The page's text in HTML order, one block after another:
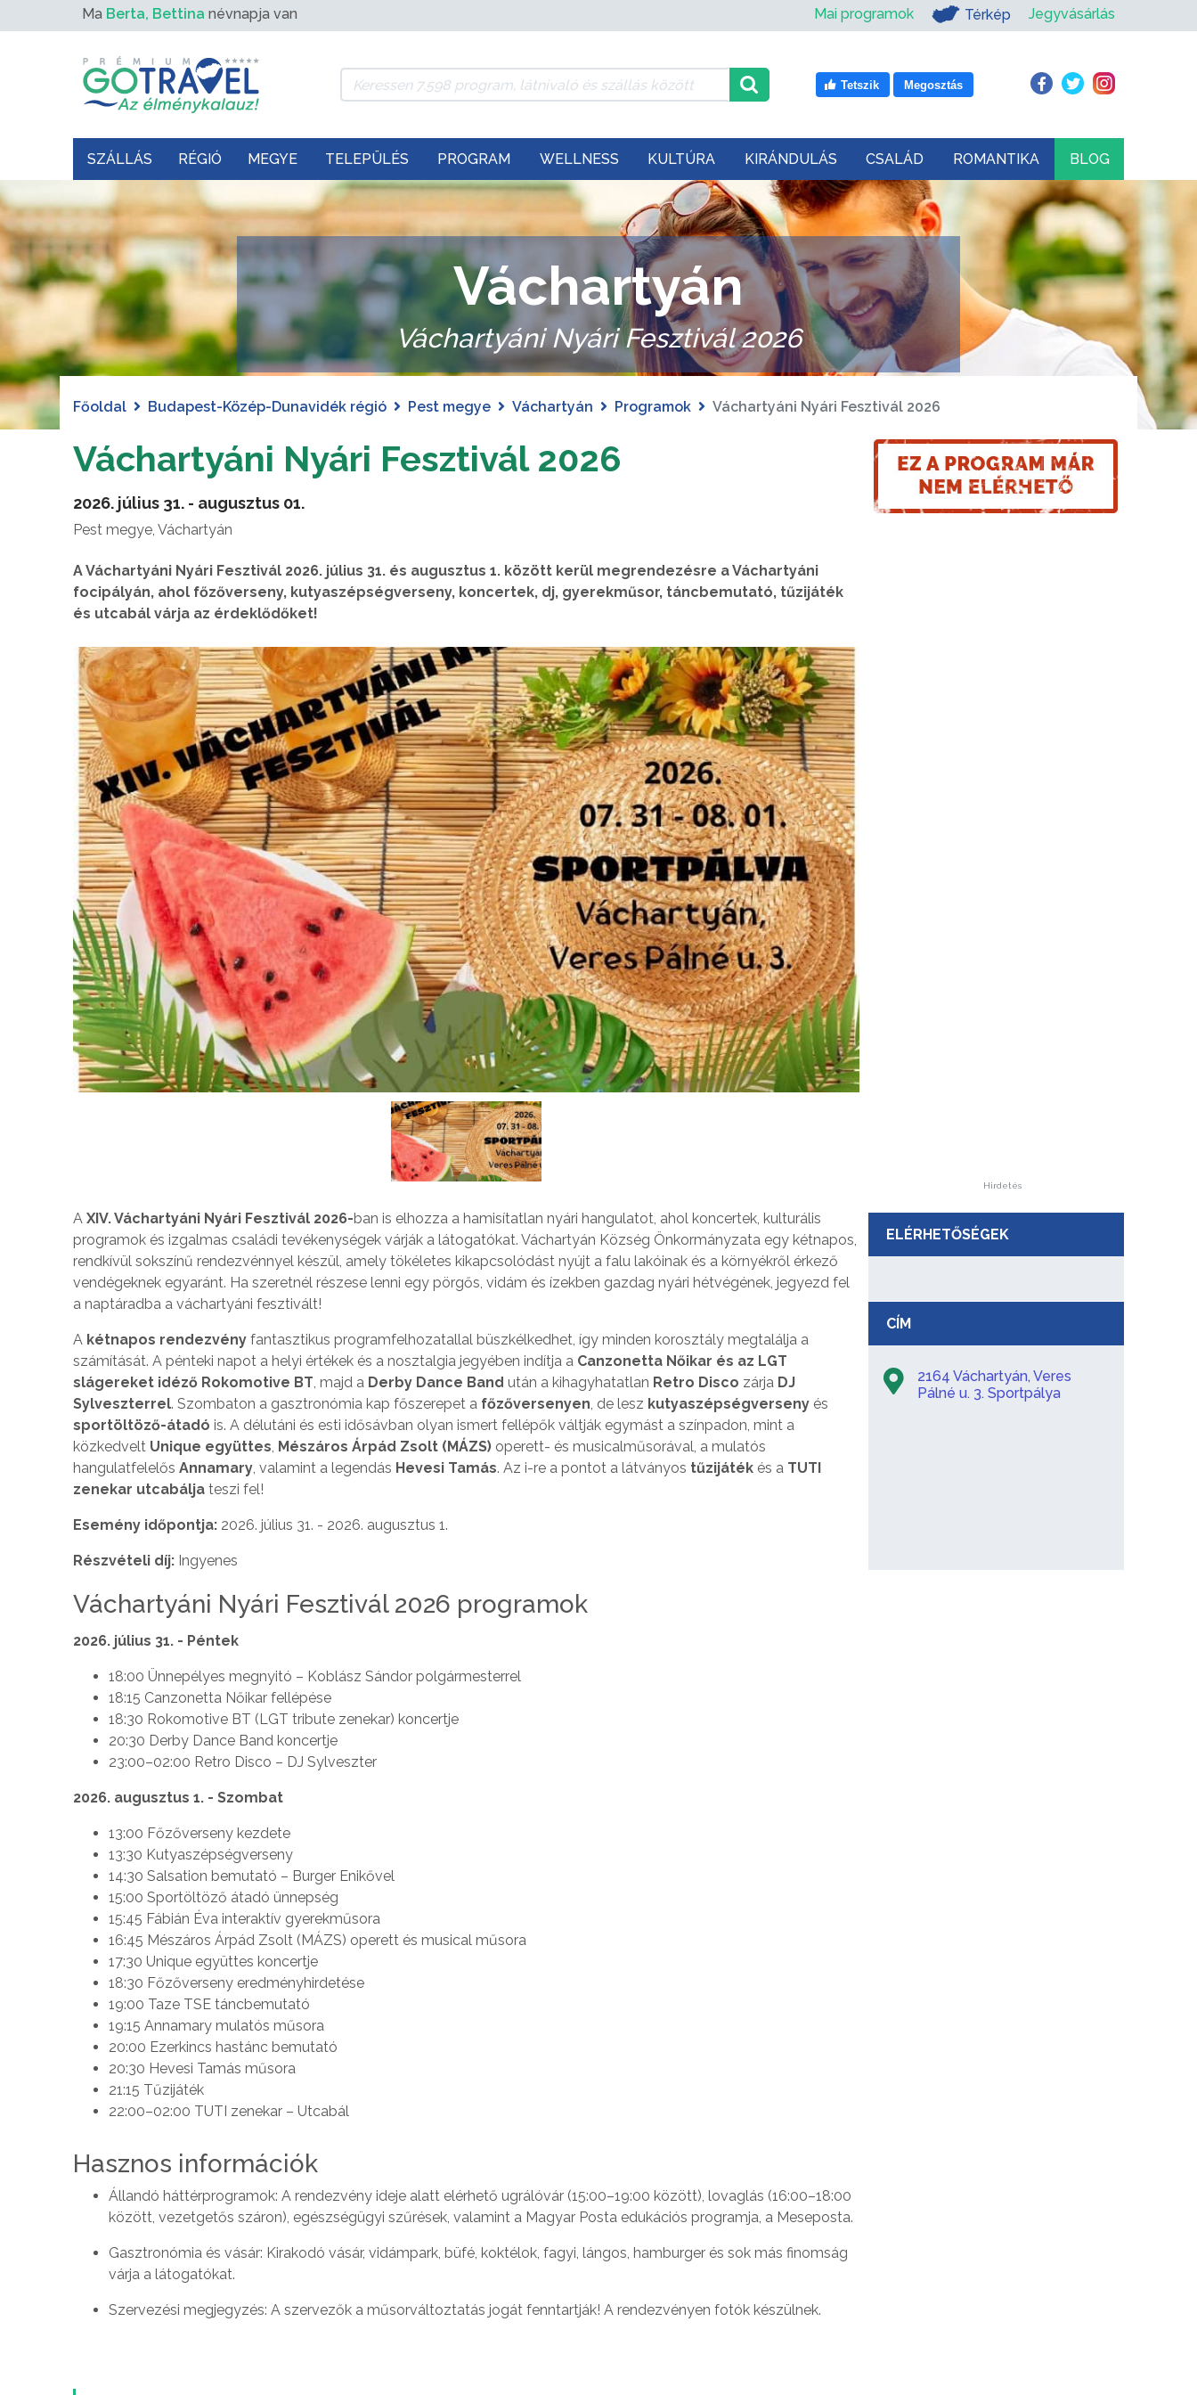
Ma Berta, Bettina névnapja van Mai programok Térkép Jegyvásárlás
Tetszik Megosztás
SZÁLLÁS RÉGIÓ MEGYE TELEPÜLÉS PROGRAM WELLNESS KULTÚRA KIRÁNDULÁS CSALÁD ROMANTIKA BLOG
Váchartyán
Váchartyáni Nyári Fesztivál 2026
Főoldal Budapest-Közép-Dunavidék régió Pest megye Váchartyán Programok Váchartyáni Nyári Fesztivál 2026
Váchartyáni Nyári Fesztivál 2026
2026. július 31. - augusztus 01.
Pest megye, Váchartyán
A Váchartyáni Nyári Fesztivál 2026. július 31. és augusztus 1. között kerül megrendezésre a Váchartyáni
focipályán, ahol főzőverseny, kutyaszépségverseny, koncertek, dj, gyerekműsor, táncbemutató, tűzijáték
és utcabál várja az érdeklődőket!
A XIV. Váchartyáni Nyári Fesztivál 2026-ban is elhozza a hamisítatlan nyári hangulatot, ahol koncertek, kulturális
programok és izgalmas családi tevékenységek várják a látogatókat. Váchartyán Község Önkormányzata egy kétnapos,
rendkívül sokszínű rendezvénnyel készül, amely tökéletes kikapcsolódást nyújt a falu lakóinak és a környékről érkező
vendégeknek egyaránt. Ha szeretnél részese lenni egy pörgős, vidám és ízekben gazdag nyári hétvégének, jegyezd fel
a naptáradba a váchartyáni fesztivált!
A kétnapos rendezvény fantasztikus programfelhozatallal büszkélkedhet, így minden korosztály megtalálja a
számítását. A pénteki napot a helyi értékek és a nosztalgia jegyében indítja a Canzonetta Nőikar és az LGT
slágereket idéző Rokomotive BT, majd a Derby Dance Band után a kihagyhatatlan Retro Disco zárja DJ
Sylveszterrel. Szombaton a gasztronómia kap főszerepet a főzőversenyen, de lesz kutyaszépségverseny és
sportöltöző-átadó is. A délutáni és esti idősávban olyan ismert fellépők váltják egymást a színpadon, mint a
közkedvelt Unique együttes, Mészáros Árpád Zsolt (MÁZS) operett- és musicalműsorával, a mulatós
hangulatfelelős Annamary, valamint a legendás Hevesi Tamás. Az i-re a pontot a látványos tűzijáték és a TUTI
zenekar utcabálja teszi fel!
Esemény időpontja: 2026. július 31. - 2026. augusztus 1.
Részvételi díj: Ingyenes
Váchartyáni Nyári Fesztivál 2026 programok
2026. július 31. - Péntek
18:00 Ünnepélyes megnyitó – Koblász Sándor polgármesterrel
18:15 Canzonetta Nőikar fellépése
18:30 Rokomotive BT (LGT tribute zenekar) koncertje
20:30 Derby Dance Band koncertje
23:00–02:00 Retro Disco – DJ Sylveszter
2026. augusztus 1. - Szombat
13:00 Főzőverseny kezdete
13:30 Kutyaszépségverseny
14:30 Salsation bemutató – Burger Enikővel
15:00 Sportöltöző átadó ünnepség
15:45 Fábián Éva interaktív gyerekműsora
16:45 Mészáros Árpád Zsolt (MÁZS) operett és musical műsora
17:30 Unique együttes koncertje
18:30 Főzőverseny eredményhirdetése
19:00 Taze TSE táncbemutató
19:15 Annamary mulatós műsora
20:00 Ezerkincs hastánc bemutató
20:30 Hevesi Tamás műsora
21:15 Tűzijáték
22:00–02:00 TUTI zenekar – Utcabál
Hasznos információk
Állandó háttérprogramok: A rendezvény ideje alatt elérhető ugrálóvár (15:00–19:00 között), lovaglás (16:00–18:00
között, vezetgetős száron), egészségügyi szűrések, valamint a Magyar Posta edukációs programja, a Meseposta.
Gasztronómia és vásár: Kirakodó vásár, vidámpark, büfé, koktélok, fagyi, lángos, hamburger és sok más finomság
várja a látogatókat.
Szervezési megjegyzés: A szervezők a műsorváltoztatás jogát fenntartják! A rendezvényen fotók készülnek.
Hirdetés
ELÉRHETŐSÉGEK
CÍM
2164 Váchartyán, Veres
Pálné u. 3. Sportpálya